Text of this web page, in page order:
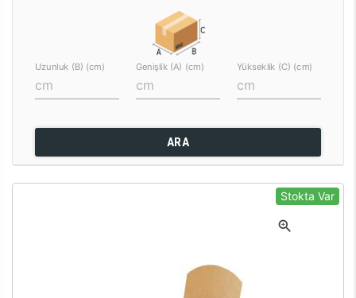
Uzunluk (B) (cm) Genişlik (A) (cm) Yükseklik (C) (cm)
ARA
Stokta Var